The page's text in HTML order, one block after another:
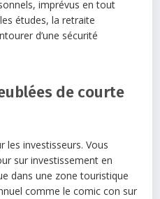
imprévus en tout
études, la retraite
d’une sécurité
de courte
les investisseurs. Vous
sur investissement en
dans une zone touristique
comme le comic con sur